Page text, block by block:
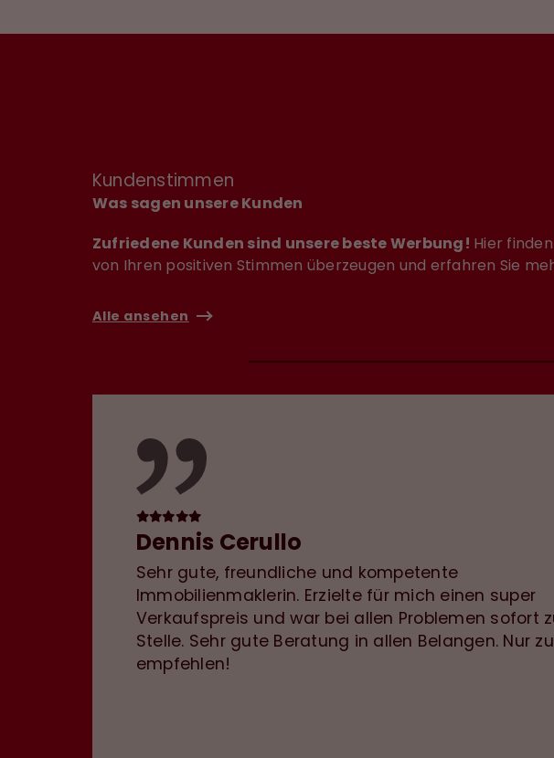
Kundenstimmen
Was sagen unsere Kunden
Zufriedene Kunden sind unsere beste Werbung! Hier
von Ihren positiven Stimmen überzeugen und erfahren Sie
Alle ansehen
Dennis Cerullo
Sehr gute, freundliche und kompetente
Immobilienmaklerin. Erzielte für mich einen super
Verkaufspreis und war bei allen Problemen sofort
Stelle. Sehr gute Beratung in allen Belangen. Nur zu
empfehlen!